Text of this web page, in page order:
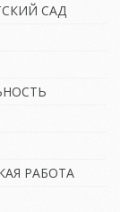
САД
РАБОТА